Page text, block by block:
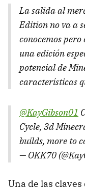
La salida al
Edition no va a
conocemos
una edición
potencial de
características
@KayGibson01
Cycle, 3d
builds, more to
— OKK70
Una de las